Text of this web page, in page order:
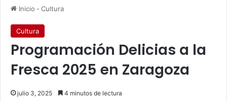
Inicio - Cultura
Cultura
Programación Delicias a la
Fresca 2025 en Zaragoza
julio 3, 2025 4 minutos de lectura